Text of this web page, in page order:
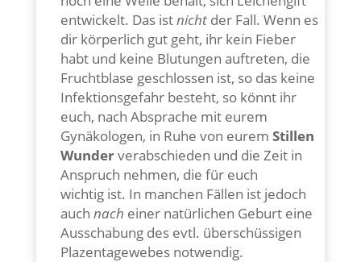
entwickelt. Das istnicht der Fall. Wenn es
dir körperlich gut geht, ihr kein Fieber
habt und keine Blutungen auftreten, die
Fruchtblase geschlossen ist, so das keine
Infektionsgefahr besteht, so könnt ihr
euch, nach Absprache mit eurem
Gynäkologen, in Ruhe von eurem Stillen
Wunderverabschieden und die Zeit in
Anspruch nehmen, die für euch
wichtig ist. In manchen Fällen ist jedoch
auch nach einer natürlichen Geburt eine
Ausschabung des evtl. überschüssigen
Plazentagewebes notwendig.